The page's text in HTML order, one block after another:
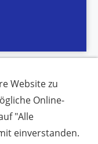
Website zu
Online-
"Alle
einverstanden.